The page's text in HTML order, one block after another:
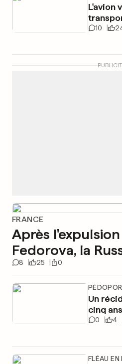
L'avion
10
FRANCE
Après
Fedorova, la
8 25 0
Un
cinq
0 4
FLÉAU EN